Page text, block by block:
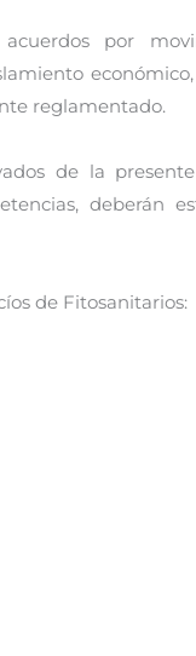
por
reglamentado.
de la
deberán
de Fitosanitarios: